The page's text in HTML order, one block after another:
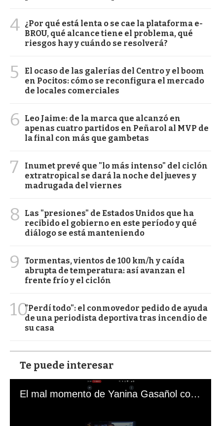
4 ¿Por qué está lenta o se cae la plataforma e-
BROU, qué alcance tiene el problema, qué
riesgos hay y cuándo se resolverá?
5
El ocaso de las galerías del Centro y el boom
en Pocitos: cómo se reconfigura el mercado
de locales comerciales
6
Leo Jaime: de la marca que alcanzó en
apenas cuatro partidos en Peñarol al MVP de
la final con más que gambetas
7
Inumet prevé que "lo más intenso" del ciclón
extratropical se dará la noche del jueves y
madrugada del viernes
8
Las "presiones" de Estados Unidos que ha
recibido el gobierno en este período y qué
diálogo se está manteniendo
9
Tormentas, vientos de 100 km/h y caída
abrupta de temperatura: así avanzan el
frente frío y el ciclón
10"Perdí todo": el conmovedor pedido de ayuda
de una periodista deportiva tras incendio de
su casa
Te puede interesar
El mal momento de Yanina Gasañol con un hincha argentino en "Subrayado"